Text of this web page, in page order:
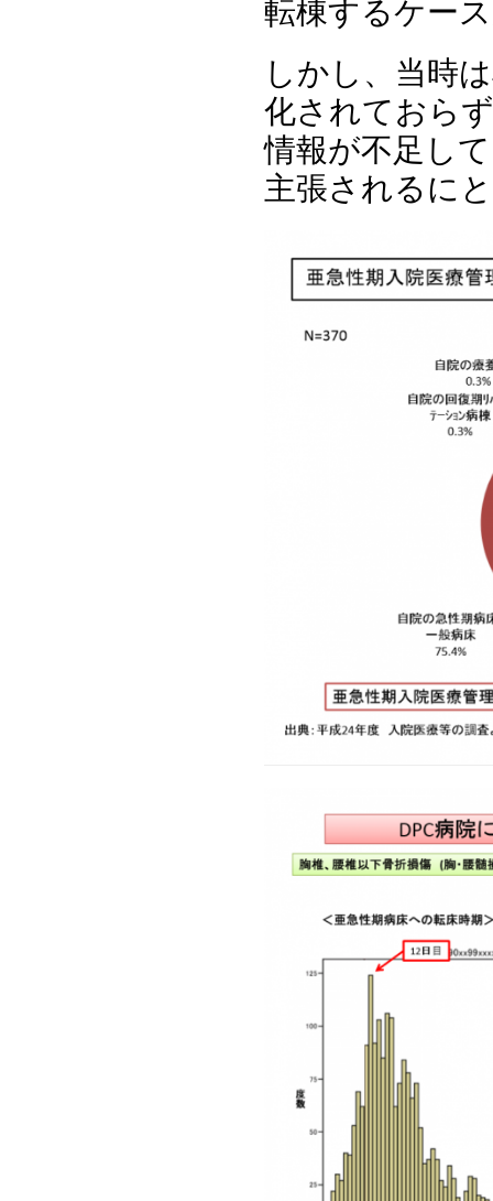
転棟するケー
しかし、当時
化されておら
情報が不足し
主張されるに